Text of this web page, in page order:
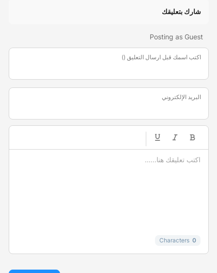
شارك بتعليقك
Posting as Guest
اكتب اسمك قبل ارسال التعليق ()
البريد الإلكتروني
-
-
0
Characters